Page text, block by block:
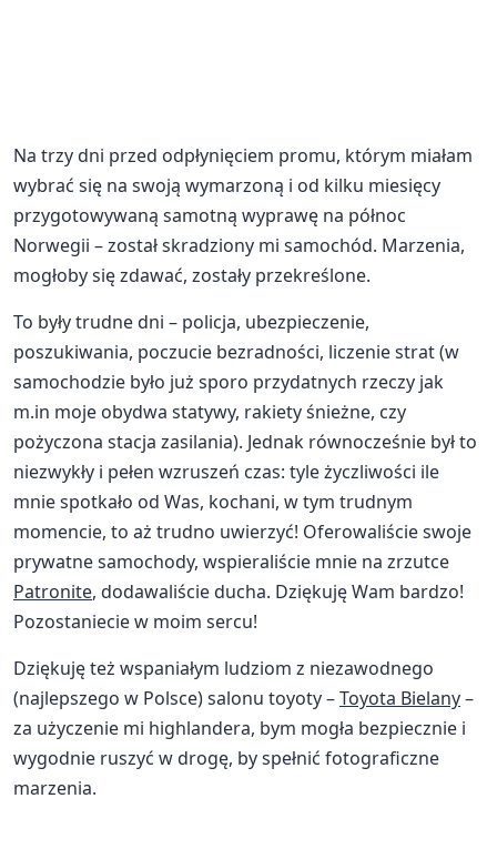
Na trzy dni przed odpłynięciem promu, którym miałam
wybrać się na swoją wymarzoną i od kilku miesięcy
przygotowywaną samotną wyprawę na północ
Norwegii – został skradziony mi samochód. Marzenia,
mogłoby się zdawać, zostały przekreślone.
To były trudne dni – policja, ubezpieczenie,
poszukiwania, poczucie bezradności, liczenie strat (w
samochodzie było już sporo przydatnych rzeczy jak
m.in moje obydwa statywy, rakiety śnieżne, czy
pożyczona stacja zasilania). Jednak równocześnie był to
niezwykły i pełen wzruszeń czas: tyle życzliwości ile
mnie spotkało od Was, kochani, w tym trudnym
momencie, to aż trudno uwierzyć! Oferowaliście swoje
prywatne samochody, wspieraliście mnie na zrzutce
Patronite, dodawaliście ducha. Dziękuję Wam bardzo!
Pozostaniecie w moim sercu!
Dziękuję też wspaniałym ludziom z niezawodnego
(najlepszego w Polsce) salonu toyoty –Toyota Bielany–
za użyczenie mi highlandera, bym mogła bezpiecznie i
wygodnie ruszyć w drogę, by spełnić fotograficzne
marzenia.